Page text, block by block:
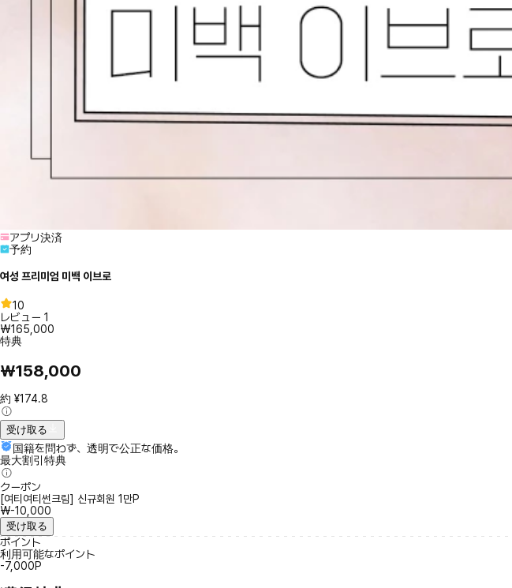
アプリ決済
予約
여성 프리미엄 미백 이브로
10
レビュー 1
₩165,000
特典
₩158,000
約 ¥174.8
受け取る
国籍を問わず、透明で公正な価格。
最大割引特典
クーポン
[여티여티썬크림] 신규회원 1만P
₩-10,000
受け取る
ポイント
利用可能なポイント
-7,000P